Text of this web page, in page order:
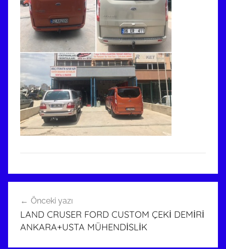
gezinmesi
Önceki yazı
LAND CRUSER FORD CUSTOM ÇEKİ DEMİRİ
ANKARA+USTA MÜHENDİSLİK